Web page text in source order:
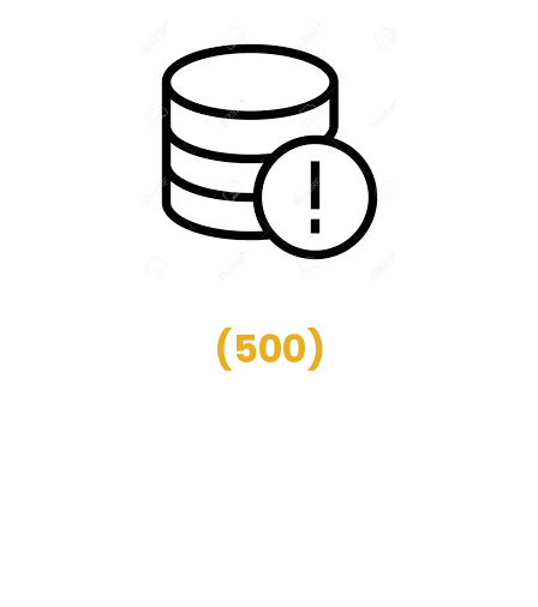
(500)